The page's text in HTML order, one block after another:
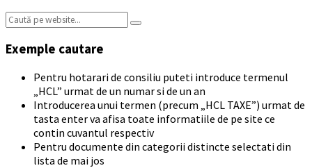
Search:
Exemple cautare
Pentru hotarari de consiliu puteti introduce termenul
„HCL” urmat de un numar si de un an
Introducerea unui termen (precum „HCL TAXE”) urmat de
tasta enter va afisa toate informatiile de pe site ce
contin cuvantul respectiv
Pentru documente din categorii distincte selectati din
lista de mai jos